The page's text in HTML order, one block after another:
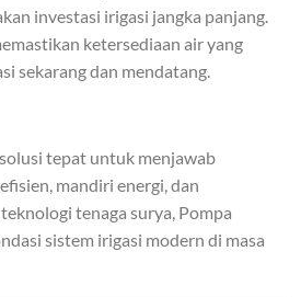
investasi irigasi jangka panjang.
ketersediaan air yang
sekarang dan mendatang.
tepat untuk menjawab
mandiri energi, dan
tenaga surya, Pompa
sistem irigasi modern di masa